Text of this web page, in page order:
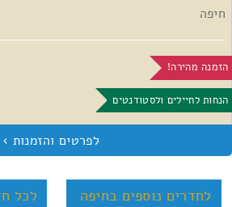
חיפה
הזמנה מהירה!
הנחות לחיילים ולסטודנטים
לחדרים נוספים בחיפה לכל